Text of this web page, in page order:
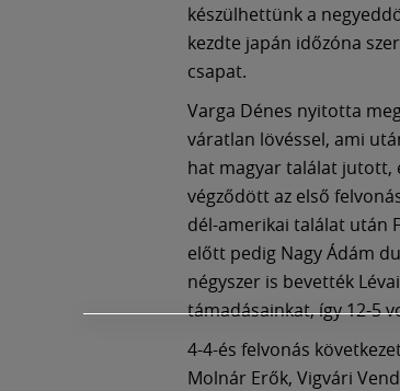
készülhettünk a
kezdte japán időzóna
csapat.
Varga Dénes nyitotta
váratlan lövéssel, ami
hat magyar találat jutott,
végződött az első
dél-amerikai találat után
előtt pedig Nagy Ádám
négyszer is bevették
támadásainkat, így 12-5
4-4-és felvonás
Molnár Erők, Vigvári